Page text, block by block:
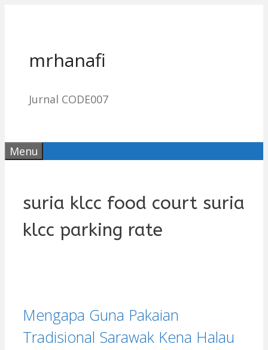
mrhanafi
Jurnal CODE007
Menu
suria klcc food court suria
klcc parking rate
Mengapa Guna Pakaian
Tradisional Sarawak Kena Halau